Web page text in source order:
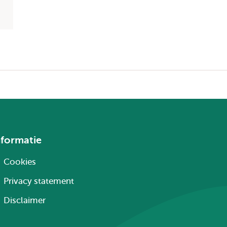
Cookies
Privacy statement
Disclaimer